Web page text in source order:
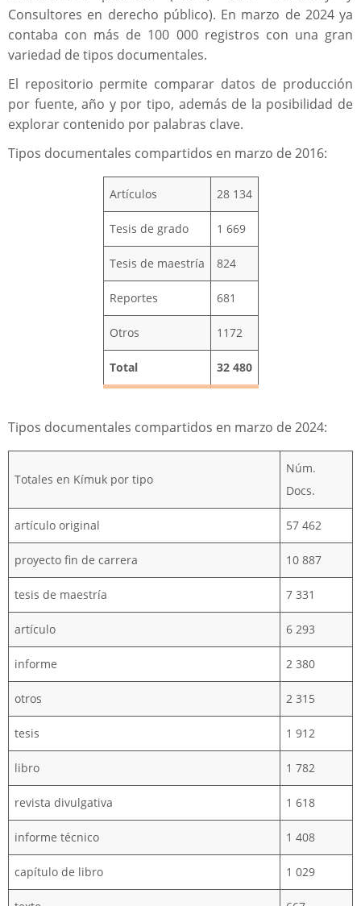
Consultores en derecho público). En marzo de 2024 ya
contaba con más de 100 000 registros con una gran
variedad de tipos documentales.
El repositorio permite comparar datos de producción
por fuente, año y por tipo, además de la posibilidad de
explorar contenido por palabras clave.
Tipos documentales compartidos en marzo de 2016:
Artículos 28 134
Tesis de grado 1 669
Tesis de maestría 824
Reportes 681
Otros 1172
Total 32 480
Tipos documentales compartidos en marzo de 2024:
Totales en Kímuk por tipo
Núm.
Docs.
artículo original 57 462
proyecto fin de carrera 10 887
tesis de maestría 7 331
artículo 6 293
informe 2 380
otros 2 315
tesis 1 912
libro 1 782
revista divulgativa 1 618
informe técnico 1 408
capítulo de libro 1 029